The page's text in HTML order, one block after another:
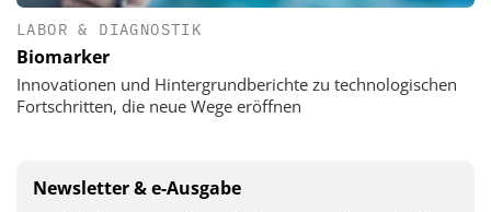
LABOR & DIAGNOSTIK
Biomarker
Innovationen und Hintergrundberichte zu technologischen
Fortschritten, die neue Wege eröffnen
Newsletter & e-Ausgabe